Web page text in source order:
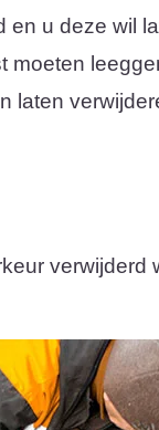
en u deze wil
moeten
laten
verwijderd